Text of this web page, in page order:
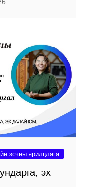
зочны ярилцлага
эх